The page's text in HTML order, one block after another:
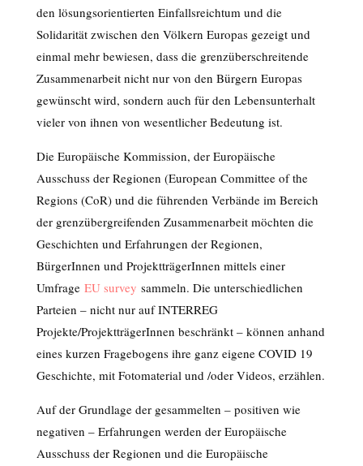
den lösungsorientierten Einfallsreichtum und die
Solidarität zwischen den Völkern Europas gezeigt und
einmal mehr bewiesen, dass die grenzüberschreitende
Zusammenarbeit nicht nur von den Bürgern Europas
gewünscht wird, sondern auch für den Lebensunterhalt
vieler von ihnen von wesentlicher Bedeutung ist.
Die Europäische Kommission, der Europäische
Ausschuss der Regionen (European Committee of the
Regions (CoR) und die führenden Verbände im Bereich
der grenzübergreifenden Zusammenarbeit möchten die
Geschichten und Erfahrungen der Regionen,
BürgerInnen und ProjektträgerInnen mittels einer
Umfrage EU survey sammeln. Die unterschiedlichen
Parteien – nicht nur auf INTERREG
Projekte/ProjektträgerInnen beschränkt – können anhand
eines kurzen Fragebogens ihre ganz eigene COVID 19
Geschichte, mit Fotomaterial und /oder Videos, erzählen.
Auf der Grundlage der gesammelten – positiven wie
negativen – Erfahrungen werden der Europäische
Ausschuss der Regionen und die Europäische